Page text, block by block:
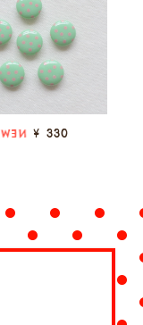
NEW ¥ 330